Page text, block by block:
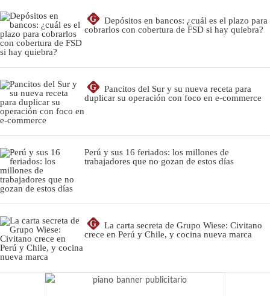
G
Depósitos en bancos: ¿cuál es el plazo para
cobrarlos con cobertura de FSD si hay quiebra?
G
Pancitos del Sur y su nueva receta para
duplicar su operación con foco en e-commerce
Perú y sus 16 feriados: los millones de
trabajadores que no gozan de estos días
G
La carta secreta de Grupo Wiese: Civitano
crece en Perú y Chile, y cocina nueva marca